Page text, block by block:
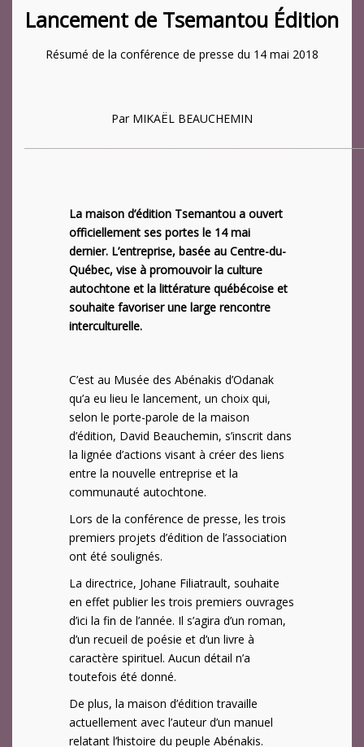
Lancement de Tsemantou Édition
Résumé de la conférence de presse du 14 mai 2018
Par MIKAËL BEAUCHEMIN
La maison d’édition Tsemantou a ouvert
officiellement ses portes le 14 mai
dernier. L’entreprise, basée au Centre-du-
Québec, vise à promouvoir la culture
autochtone et la littérature québécoise et
souhaite favoriser une large rencontre
interculturelle.
C’est au Musée des Abénakis d’Odanak
qu’a eu lieu le lancement, un choix qui,
selon le porte-parole de la maison
d’édition, David Beauchemin, s’inscrit dans
la lignée d’actions visant à créer des liens
entre la nouvelle entreprise et la
communauté autochtone.
Lors de la conférence de presse, les trois
premiers projets d’édition de l’association
ont été soulignés.
La directrice, Johane Filiatrault, souhaite
en effet publier les trois premiers ouvrages
d’ici la fin de l’année. Il s’agira d’un roman,
d’un recueil de poésie et d’un livre à
caractère spirituel. Aucun détail n’a
toutefois été donné.
De plus, la maison d’édition travaille
actuellement avec l’auteur d’un manuel
relatant l’histoire du peuple Abénakis.